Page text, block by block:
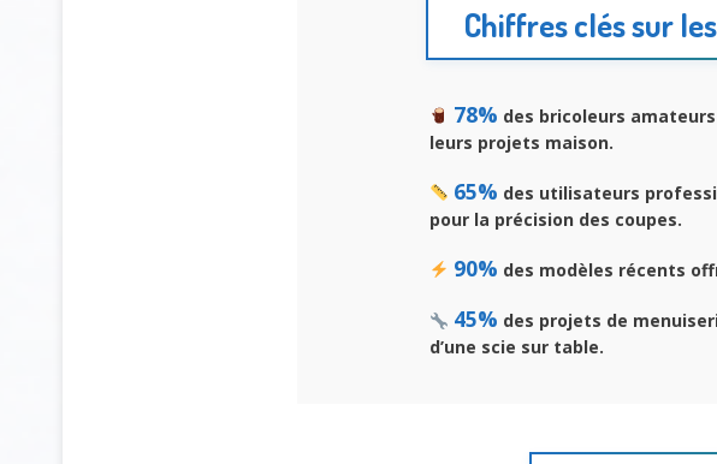
Chiffres clés sur
78% des bricoleurs
leurs projets maison.
65% des utilisateurs
pour la précision des coupes.
90% des modèles récents
45% des projets de
d’une scie sur table.